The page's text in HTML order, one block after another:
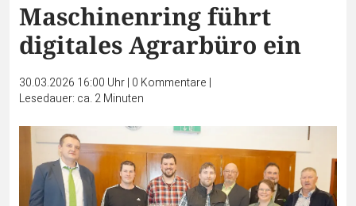
Maschinenring führt
digitales Agrarbüro ein
30.03.2026 16:00 Uhr| 0 Kommentare |
Lesedauer: ca. 2 Minuten